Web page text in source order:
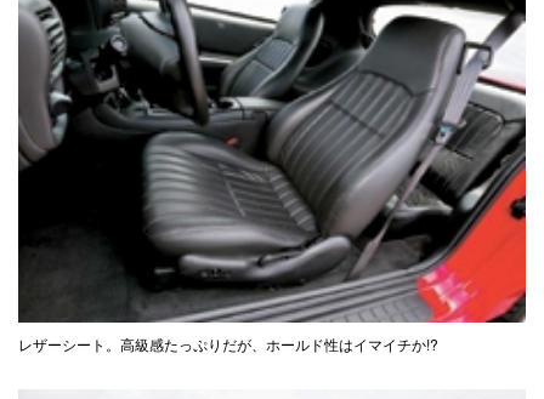
レザーシート。高級感たっぷりだが、ホールド性はイマイチか!?